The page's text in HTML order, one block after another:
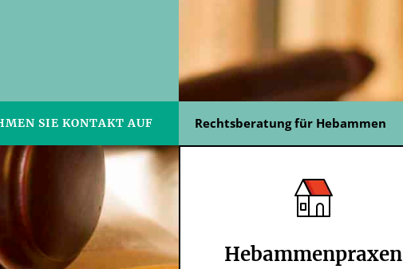
SIE KONTAKT AUF Rechtsberatung für Hebammen
Hebammenpraxen